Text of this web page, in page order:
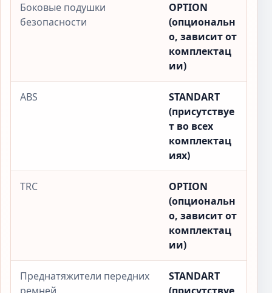
Боковые подушки
безопасности
OPTION
(опциональн
о, зависит от
комплектац
ии)
ABS
STANDART
(присутствуе
т во всех
комплектац
иях)
TRC
OPTION
(опциональн
о, зависит от
комплектац
ии)
Преднатяжители передних
STANDART